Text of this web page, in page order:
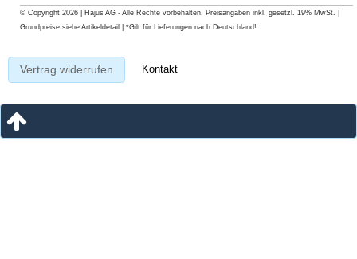
© Copyright 2026 | Hajus AG - Alle Rechte vorbehalten. Preisangaben inkl. gesetzl. 19% MwSt. |
Grundpreise siehe Artikeldetail | *Gilt für Lieferungen nach Deutschland!
Vertrag widerrufen Kontakt